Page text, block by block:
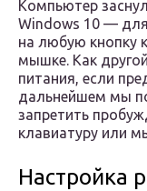
Компьютер
Windows 10 —
на любую кнопку
мышке. Как
питания, если
дальнейшем мы
запретить
клавиатуру или
Настройка